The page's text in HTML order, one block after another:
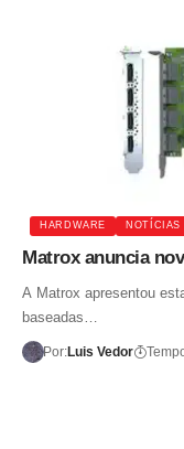
HARDWARE NOTÍCIAS
Matrox anuncia
A Matrox apresentou
baseadas…
Por:Luis Vedor